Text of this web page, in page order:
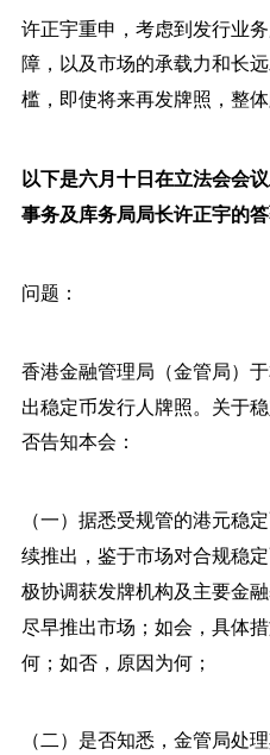
许正宇重申，考虑到发行业
障，以及市场的承载力和长
槛，即使将来再发牌照，整
以下是六月十日在立法会会
事务及库务局局长许正宇的答
问题：
香港金融管理局（金管局）
出稳定币发行人牌照。关于
否告知本会：
（一）据悉受规管的港元稳
续推出，鉴于市场对合规稳
极协调获发牌机构及主要金
尽早推出市场；如会，具体
何；如否，原因为何；
（二）是否知悉，金管局处